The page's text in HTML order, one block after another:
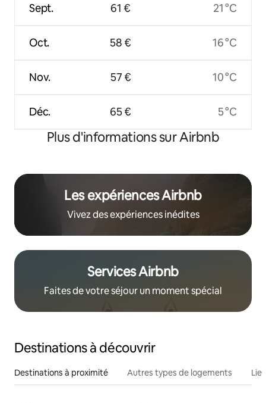
Sept.
Oct.
Nov.
Déc.
61 €
58 €
57 €
65 €
21 °C
16 °C
10 °C
5 °C
Plus d'informations sur Airbnb
Les expériences Airbnb
Vivez des expériences inédites
Services Airbnb
Faites de votre séjour un moment spécial
Destinations à découvrir
Destinations à proximité Autres types de logements